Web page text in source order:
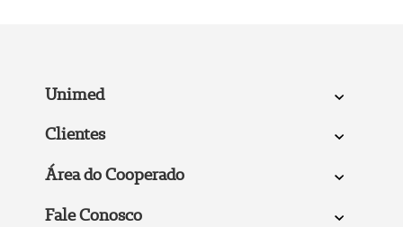
Unimed
Clientes
Área do Cooperado
Fale Conosco